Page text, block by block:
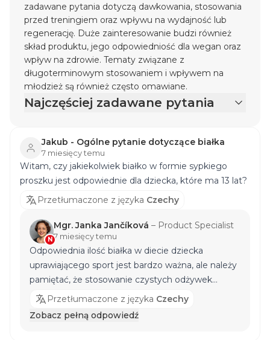
zadawane pytania dotyczą dawkowania, stosowania
przed treningiem oraz wpływu na wydajność lub
regenerację. Duże zainteresowanie budzi również
skład produktu, jego odpowiedniość dla wegan oraz
wpływ na zdrowie. Tematy związane z
długoterminowym stosowaniem i wpływem na
młodzież są również często omawiane.
Najczęściej zadawane pytania
Jakub - Ogólne pytanie dotyczące białka
7 miesięcy temu
Witam, czy jakiekolwiek białko w formie sypkiego
proszku jest odpowiednie dla dziecka, które ma 13 lat?
Przetłumaczone z języka Czechy
N
Mgr. Janka Jančíková – Product Specialist
7 miesięcy temu
Odpowiednia ilość białka w diecie dziecka
uprawiającego sport jest bardzo ważna, ale należy
pamiętać, że stosowanie czystych odżywek
białkowych o wysokim stężeniu białka może z
spożycie białka, co nie jest pożądane! W takich
Przetłumaczone z języka Czechy
Zobacz pełną odpowiedź